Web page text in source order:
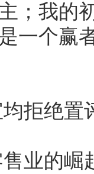
；我的
一个赢
拒绝置
的崛